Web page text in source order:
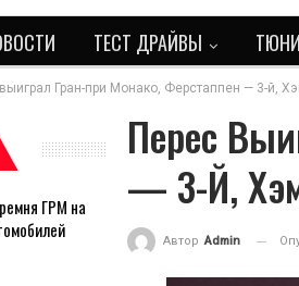
ТЕСТ ДРАЙВЫ
Гран-при Монако, Ферстаппен — 3-й,
Перес
— 3-Й,
Автор Admin
ГРМ на